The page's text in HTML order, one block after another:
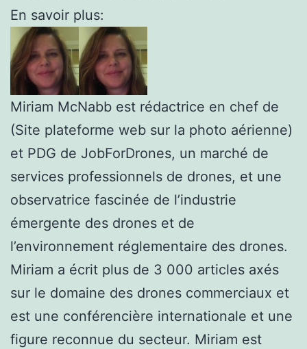
En savoir plus:
Miriam McNabb est rédactrice en chef de
(Site plateforme web sur la photo aérienne)
et PDG de JobForDrones, un marché de
services professionnels de drones, et une
observatrice fascinée de l’industrie
émergente des drones et de
l’environnement réglementaire des drones.
Miriam a écrit plus de 3 000 articles axés
sur le domaine des drones commerciaux et
est une conférencière internationale et une
figure reconnue du secteur. Miriam est